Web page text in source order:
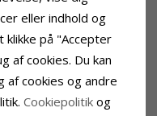
eller indhold og
klikke på "Accepter
af cookies. Du kan
af cookies og andre
Cookiepolitik og